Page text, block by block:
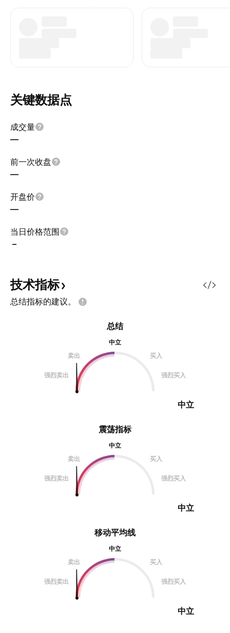
关键数据点
成交量
—
前一次收盘
—
开盘价
—
当日价格范围
–
技术指标
总结指标的建议。
震荡指标
中立
卖出
买入
强烈卖出 强烈买入
中立
总结
中立
卖出
买入
强烈卖出 强烈买入
中立
移动平均线
中立
卖出
买入
强烈卖出 强烈买入
中立